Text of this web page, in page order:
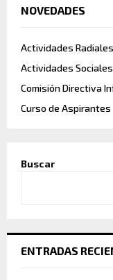
NOVEDADES
Actividades Radiales
Actividades Sociales
Comisión Directiva
Curso de Aspirantes
Buscar
ENTRADAS